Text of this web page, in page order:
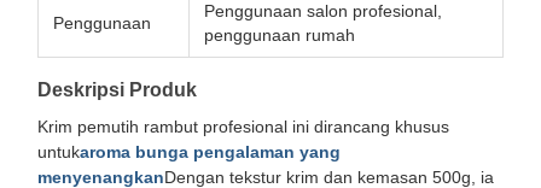
Penggunaan
Penggunaan salon profesional,
penggunaan rumah
Deskripsi Produk
Krim pemutih rambut profesional ini dirancang khusus
untukaroma bunga pengalaman yang
menyenangkanDengan tekstur krim dan kemasan 500g, ia